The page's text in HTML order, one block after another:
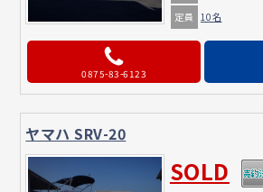
定員 10名
0875-83-6123
ヤマハ SRV-20
SOLD